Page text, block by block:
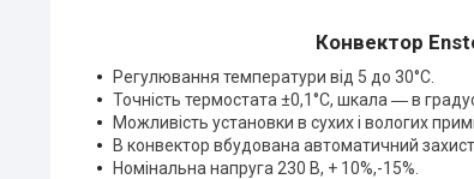
Конвектор
Регулювання температури від 5 до 30°С.
Точність термостата ±0,1°С, шкала ― в
Можливість установки в сухих і вологих
В конвектор вбудована автоматичний захист
Номінальна напруга 230 В, + 10%,-15%.